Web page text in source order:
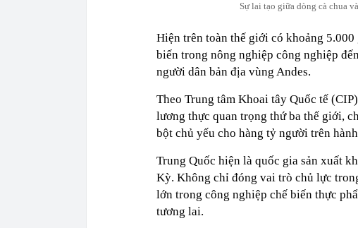
Sự lai tạo giữa dòng cà chua
Hiện trên toàn thế giới có khoảng
biến trong nông nghiệp công nghiệp
người dân bản địa vùng Andes.
Theo Trung tâm Khoai tây Quốc tế
lương thực quan trọng thứ ba thế giới,
bột chủ yếu cho hàng tỷ người trên
Trung Quốc hiện là quốc gia sản xuất
Kỳ. Không chỉ đóng vai trò chủ lực
lớn trong công nghiệp chế biến thực
tương lai.